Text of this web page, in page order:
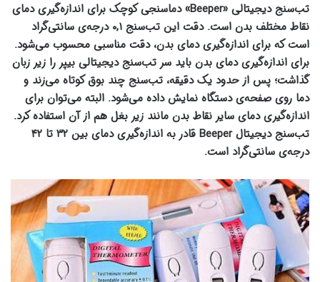
تب‌‌‌سنج دیجیتالی «Beeper» دماسنجی کوچک برای اندازه‌گیری دمای
نقاط مختلف بدن است. دقت این تب‌‌‌سنج ۰,۱ درجه‌ی سانتی‌گراد
است که برای اندازه‌گیری دمای بدن، دقت مناسبی محسوب می‌شود.
برای اندازه‌گیری دمای بدن باید سر تب‌سنج دیجیتالی بیپر را زیر زبان
گذاشت؛ پس از حدود یک دقیقه، تب‌سنج چند بوق کوتاه می‌زند و
دما روی صفحه‌ی دستگاه نمایش داده می‌شود. البته می‌توان برای
اندازه‌گیری دمای سایر نقاط بدن مانند زیر بغل هم از آن استفاده کرد.
تب‌سنج دیجیتال Beeper قادر به اندازه‌گیری دمای بین ۳۲ تا ۴۲
درجه‌ی سانتی‌گراد است.